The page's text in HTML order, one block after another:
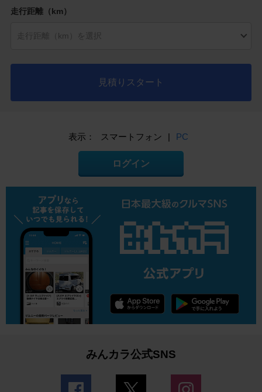
走行距離（km）
見積りスタート
表示： スマートフォン | PC
ログイン
みんカラ公式SNS